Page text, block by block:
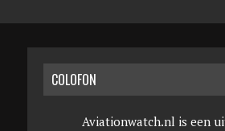
COLOFON
Aviationwatch.nl is een